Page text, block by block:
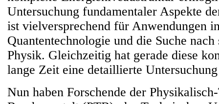
Untersuchung fundamentaler Aspekte
ist vielversprechend für Anwendungen
Quantentechnologie und die Suche nach
Physik. Gleichzeitig hat gerade diese
lange Zeit eine detaillierte
Nun haben Forschende der